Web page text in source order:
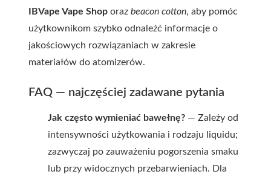
IBVape Vape Shop oraz beacon cotton, aby pomóc
użytkownikom szybko odnaleźć informacje o
jakościowych rozwiązaniach w zakresie
materiałów do atomizerów.
FAQ — najczęściej zadawane pytania
Jak często wymieniać bawełnę? — Zależy od
intensywności użytkowania i rodzaju liquidu;
zazwyczaj po zauważeniu pogorszenia smaku
lub przy widocznych przebarwieniach. Dla